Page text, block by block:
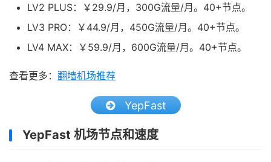
LV2 PLUS：￥29.9/月，300G流量/月。40+节点。
LV3 PRO：￥44.9/月，450G流量/月。40+节点。
LV4 MAX：￥59.9/月，600G流量/月。40+节点。
查看更多： 翻墙机场推荐
YepFast
YepFast 机场节点和速度